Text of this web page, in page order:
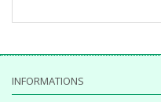
INFORMATIONS